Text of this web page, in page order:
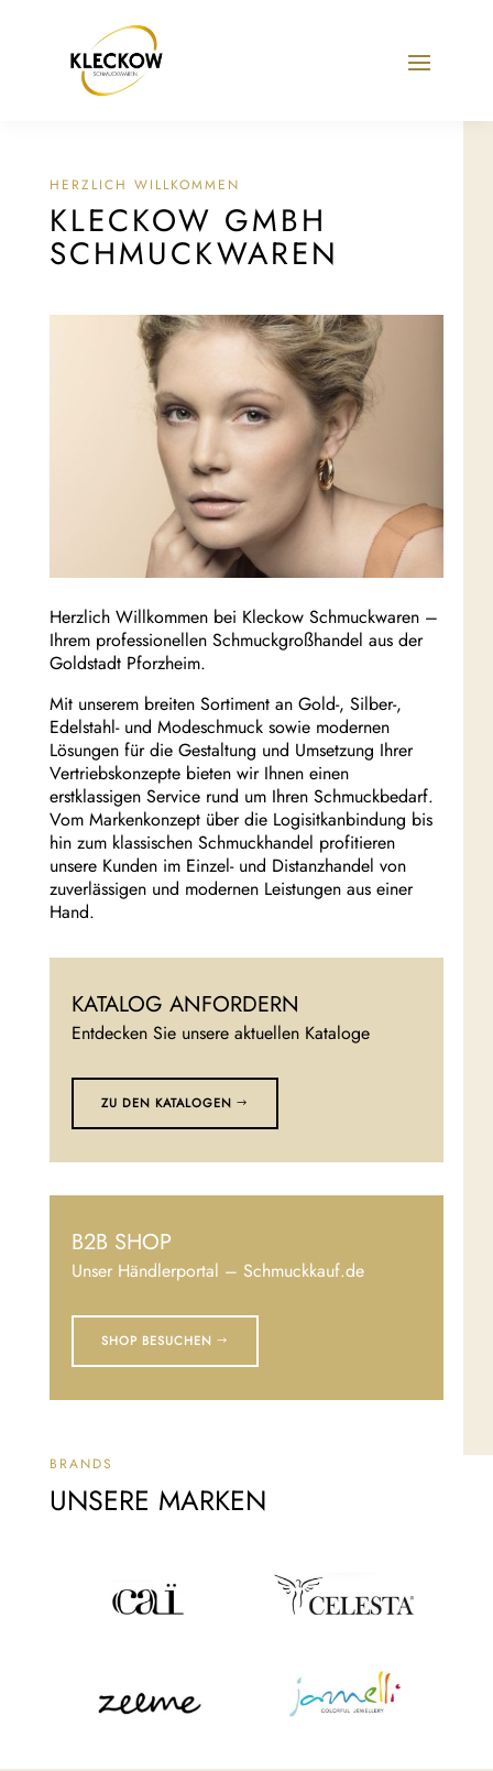
HERZLICH WILLKOMMEN
KLECKOW GMBH
SCHMUCKWAREN
Herzlich Willkommen bei Kleckow Schmuckwaren –
Ihrem professionellen Schmuckgroßhandel aus der
Goldstadt Pforzheim.
Mit unserem breiten Sortiment an Gold-, Silber-,
Edelstahl- und Modeschmuck sowie modernen
Lösungen für die Gestaltung und Umsetzung Ihrer
Vertriebskonzepte bieten wir Ihnen einen
erstklassigen Service rund um Ihren Schmuckbedarf.
Vom Markenkonzept über die Logisitkanbindung bis
hin zum klassischen Schmuckhandel profitieren
unsere Kunden im Einzel- und Distanzhandel von
zuverlässigen und modernen Leistungen aus einer
Hand.
KATALOG ANFORDERN
Entdecken Sie unsere aktuellen Kataloge
ZU DEN KATALOGEN
B2B SHOP
Unser Händlerportal – Schmuckkauf.de
SHOP BESUCHEN
BRANDS
UNSERE MARKEN